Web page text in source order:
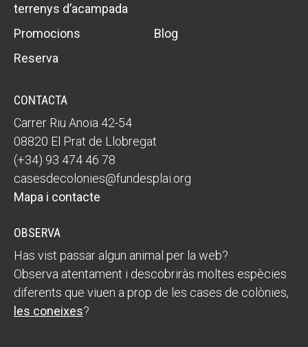
terrenys d’acampada
Promocions
Blog
Reserva
CONTACTA
Carrer Riu Anoia 42-54
08820 El Prat de Llobregat
(+34) 93 474 46 78
casesdecolonies@fundesplai.org
Mapa i contacte
OBSERVA
Has vist passar algun animal per la web?
Observa atentament i descobriràs moltes espècies
diferents que viuen a prop de les cases de colònies,
les coneixes?